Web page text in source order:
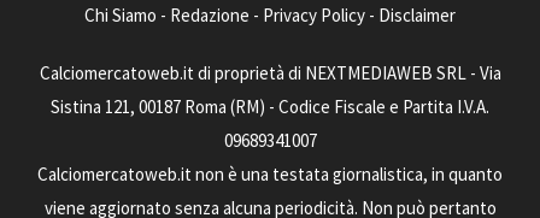
Chi Siamo - Redazione - Privacy Policy - Disclaimer
Calciomercatoweb.it di proprietà di NEXTMEDIAWEB SRL - Via
Sistina 121, 00187 Roma (RM) - Codice Fiscale e Partita I.V.A.
09689341007
Calciomercatoweb.it non è una testata giornalistica, in quanto
viene aggiornato senza alcuna periodicità. Non può pertanto